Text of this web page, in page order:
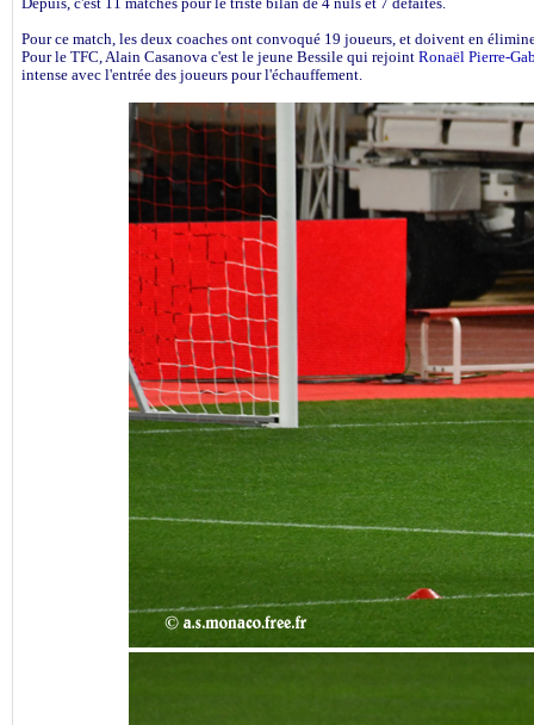
Depuis, c'est 11 matches pour le triste bilan de 4 nuls et 7 défaites.
Pour ce match, les deux coaches ont convoqué 19 joueurs, et doivent en
Pour le TFC, Alain Casanova c'est le jeune Bessile qui rejoint Ronaël Pierre-
intense avec l'entrée des joueurs pour l'échauffement.